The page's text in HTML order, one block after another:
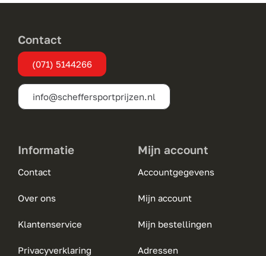
Contact
(071) 5144266
info@scheffersportprijzen.nl
Informatie
Contact
Over ons
Klantenservice
Privacyverklaring
Mijn account
Accountgegevens
Mijn account
Mijn bestellingen
Adressen